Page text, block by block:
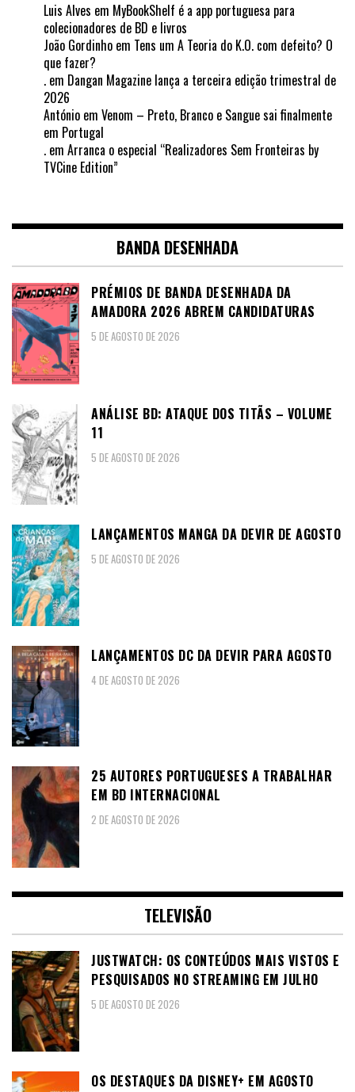
Luis Alves em MyBookShelf é a app portuguesa para
colecionadores de BD e livros
João Gordinho em Tens um A Teoria do K.O. com defeito? O
que fazer?
. em Dangan Magazine lança a terceira edição trimestral de
2026
António em Venom – Preto, Branco e Sangue sai finalmente
em Portugal
. em Arranca o especial “Realizadores Sem Fronteiras by
TVCine Edition”
BANDA DESENHADA
PRÉMIOS DE BANDA DESENHADA DA
AMADORA 2026 ABREM CANDIDATURAS
5 DE AGOSTO DE 2026
ANÁLISE BD: ATAQUE DOS TITÃS – VOLUME
11
5 DE AGOSTO DE 2026
LANÇAMENTOS MANGA DA DEVIR DE AGOSTO
5 DE AGOSTO DE 2026
LANÇAMENTOS DC DA DEVIR PARA AGOSTO
4 DE AGOSTO DE 2026
25 AUTORES PORTUGUESES A TRABALHAR
EM BD INTERNACIONAL
2 DE AGOSTO DE 2026
TELEVISÃO
JUSTWATCH: OS CONTEÚDOS MAIS VISTOS E
PESQUISADOS NO STREAMING EM JULHO
5 DE AGOSTO DE 2026
OS DESTAQUES DA DISNEY+ EM AGOSTO